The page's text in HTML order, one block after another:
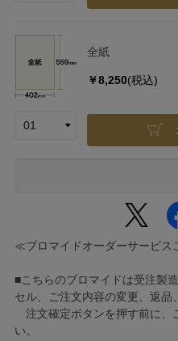
全紙
￥8,250(税込)
≪ブロマイドオーダーサービス
■こちらのブロマイドは受注製
セル、ご注文内容の変更、返品
注文確定ボタンを押す前に、
い。